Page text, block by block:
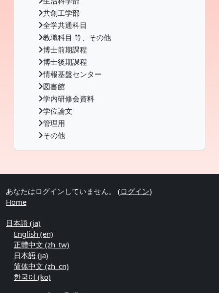
共創工学部
全学共通科目
教職科目 等、その他
博士前期課程
博士後期課程
情報基盤センター
図書館
学内研修会資料
学位論文
管理用
その他
補助ブロック
あなたはログインしていません。 (ログイン)
Home
日本語 ‎(ja)‎
English ‎(en)‎
正體中文 ‎(zh_tw)‎
日本語 ‎(ja)‎
简体中文 ‎(zh_cn)‎
한국어 ‎(ko)‎